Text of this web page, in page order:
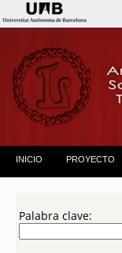
INICIO PROYECTO
Palabra clave: